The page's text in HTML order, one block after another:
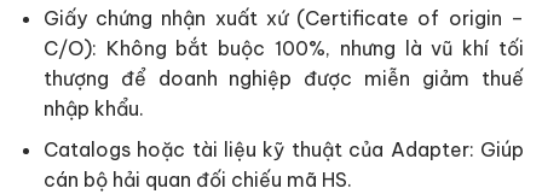
Giấy chứng nhận xuất xứ (Certificate of origin –
C/O): Không bắt buộc 100%, nhưng là vũ khí tối
thượng để doanh nghiệp được miễn giảm thuế
nhập khẩu.
Catalogs hoặc tài liệu kỹ thuật của Adapter: Giúp
cán bộ hải quan đối chiếu mã HS.